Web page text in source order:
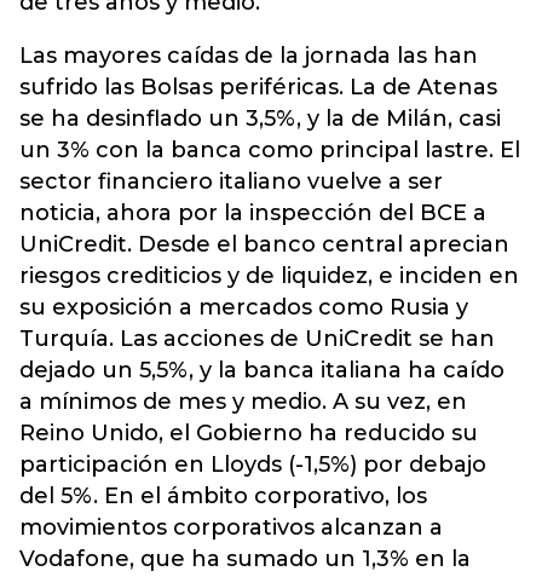
Las mayores caídas de la jornada las han
sufrido las Bolsas periféricas. La de Atenas
se ha desinflado un 3,5%, y la de Milán, casi
un 3% con la banca como principal lastre. El
sector financiero italiano vuelve a ser
noticia, ahora por la inspección del BCE a
UniCredit. Desde el banco central aprecian
riesgos crediticios y de liquidez, e inciden en
su exposición a mercados como Rusia y
Turquía. Las acciones de UniCredit se han
dejado un 5,5%, y la banca italiana ha caído
a mínimos de mes y medio. A su vez, en
Reino Unido, el Gobierno ha reducido su
participación en Lloyds (-1,5%) por debajo
del 5%. En el ámbito corporativo, los
movimientos corporativos alcanzan a
Vodafone, que ha sumado un 1,3% en la